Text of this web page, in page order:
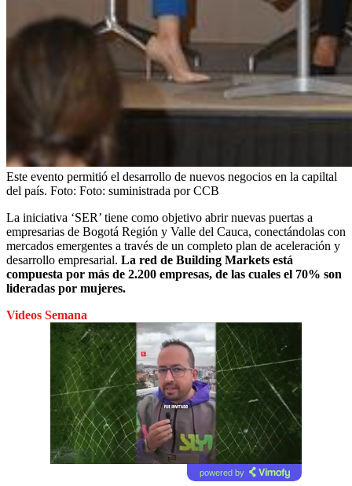
Este evento permitió el desarrollo de nuevos negocios en la capiltal
del país. Foto: Foto: suministrada por CCB
La iniciativa ‘SER’ tiene como objetivo abrir nuevas puertas a
empresarias de Bogotá Región y Valle del Cauca, conectándolas con
mercados emergentes a través de un completo plan de aceleración y
desarrollo empresarial. La red de Building Markets está
compuesta por más de 2.200 empresas, de las cuales el 70% son
lideradas por mujeres.
Videos Semana
powered by